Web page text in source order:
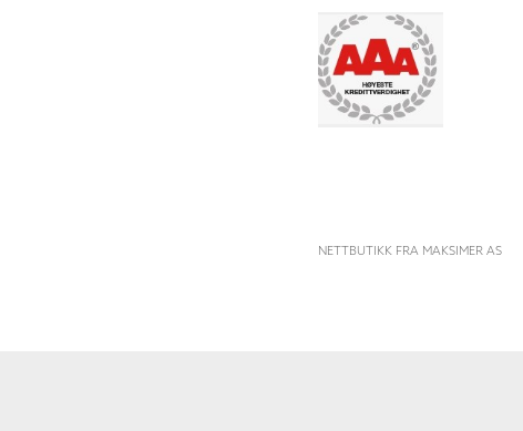
NETTBUTIKK FRA MAKSIMER AS